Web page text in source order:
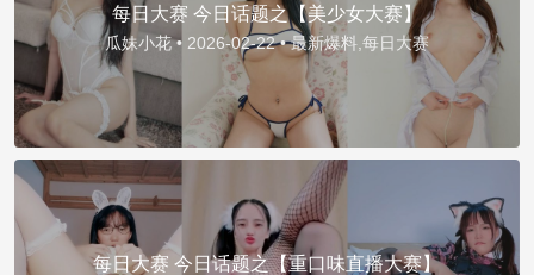
每日大赛 今日话题之【美少女大赛】
瓜妹小花 • 2026-02-22 •最新爆料,每日大赛
每日大赛 今日话题之【重口味直播大赛】